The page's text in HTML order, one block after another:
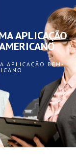
APLICAÇÃO
APLICAÇÃO BEM-